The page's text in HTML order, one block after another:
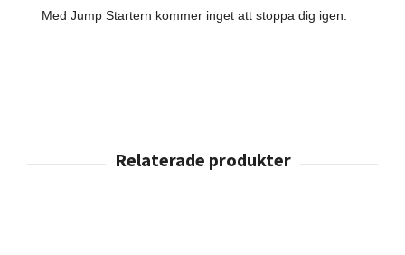
Med Jump Startern kommer inget att stoppa dig igen.